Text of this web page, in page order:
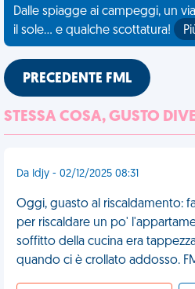
Dalle spiagge ai campeggi, un
il sole... e qualche scottatura!
PRECEDENTE FML
STESSA COSA, GUSTO
Da Idjy - 02/12/2025 08:31
Oggi, guasto al riscaldamento:
per riscaldare un po'
soffitto della cucina era
quando ci è crollato addosso.